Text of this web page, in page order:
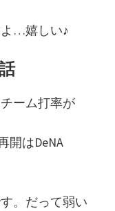
…嬉しい♪
ーム打率が
開はDeNA
。だって弱い